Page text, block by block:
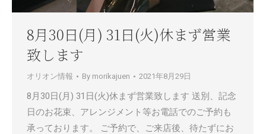
8月30日(月) 31日(火)休まず営業
致します
オリオン情報 By morikajuen 2021年8月29日
8月30日(月) 31日(火)休まず営業致します 送別、記念
日のお花束、アレンジメント等お電話でのご予約も
承っております。 ご予約で、ご来店後、待たずにお